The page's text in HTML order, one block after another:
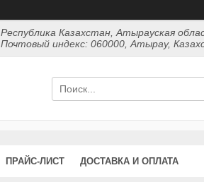
Республика Казахстан, Атырауская
Почтовый индекс: 060000, Атырау,
ПРАЙС-ЛИСТ ДОСТАВКА И ОПЛАТА